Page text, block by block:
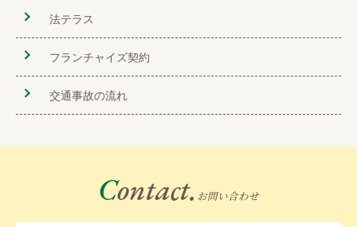
法テラス
フランチャイズ契約
交通事故の流れ
Contact. お問い合わせ